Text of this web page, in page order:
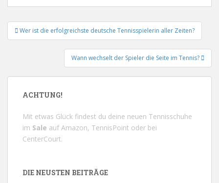
Beitrags-
Navigation
Wer ist die erfolgreichste deutsche Tennisspielerin aller Zeiten?
Wann wechselt der Spieler die Seite im Tennis?
ACHTUNG!
Mit etwas Glück findest du deine neuen Tennisschuhe
im Sale aufAmazon, TennisPoint oder bei
CenterCourt.
DIE NEUSTEN BEITRÄGE